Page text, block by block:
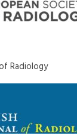
Radiology